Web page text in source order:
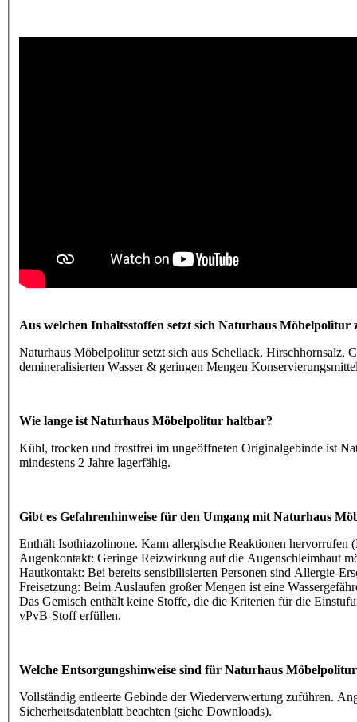
Aus welchen Inhaltsstoffen setzt sich Naturhaus Möbelpolitur
Naturhaus Möbelpolitur setzt sich aus Schellack, Hirschhornsalz,
demineralisierten Wasser & geringen Mengen
Wie lange ist Naturhaus Möbelpolitur haltbar?
Kühl, trocken und frostfrei im ungeöffneten Originalgebinde ist
mindestens 2 Jahre lagerfähig.
Gibt es Gefahrenhinweise für den Umgang mit Naturhaus
Enthält Isothiazolinone. Kann allergische Reaktionen hervorrufen
Augenkontakt: Geringe Reizwirkung auf die Augenschleimhaut
Hautkontakt: Bei bereits sensibilisierten Personen sind Allergie-
Freisetzung: Beim Auslaufen großer Mengen ist eine
Das Gemisch enthält keine Stoffe, die die Kriterien für die
vPvB-Stoff erfüllen.
Welche Entsorgungshinweise sind für Naturhaus
Vollständig entleerte Gebinde der Wiederverwertung zuführen.
Sicherheitsdatenblatt beachten (siehe Downloads).